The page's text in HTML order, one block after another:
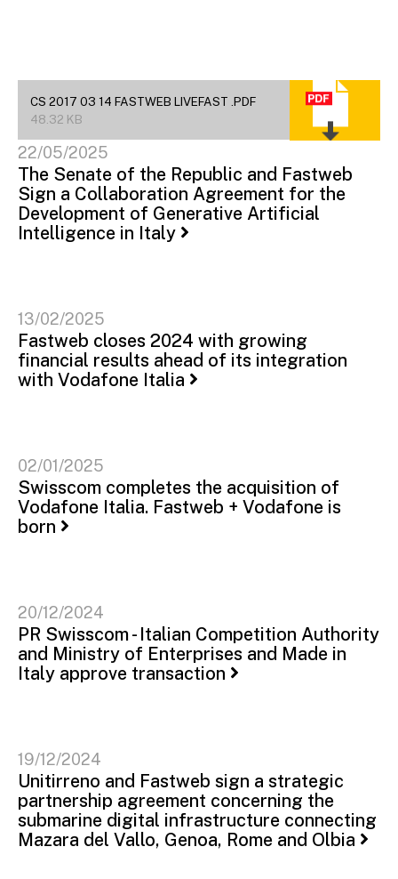
CS 2017 03 14 FASTWEB LIVEFAST .PDF
48.32 KB
22/05/2025
The Senate of the Republic and Fastweb
Sign a Collaboration Agreement for the
Development of Generative Artificial
Intelligence in Italy
13/02/2025
Fastweb closes 2024 with growing
financial results ahead of its integration
with Vodafone Italia
02/01/2025
Swisscom completes the acquisition of
Vodafone Italia. Fastweb + Vodafone is
born
20/12/2024
PR Swisscom - Italian Competition Authority
and Ministry of Enterprises and Made in
Italy approve transaction
19/12/2024
Unitirreno and Fastweb sign a strategic
partnership agreement concerning the
submarine digital infrastructure connecting
Mazara del Vallo, Genoa, Rome and Olbia